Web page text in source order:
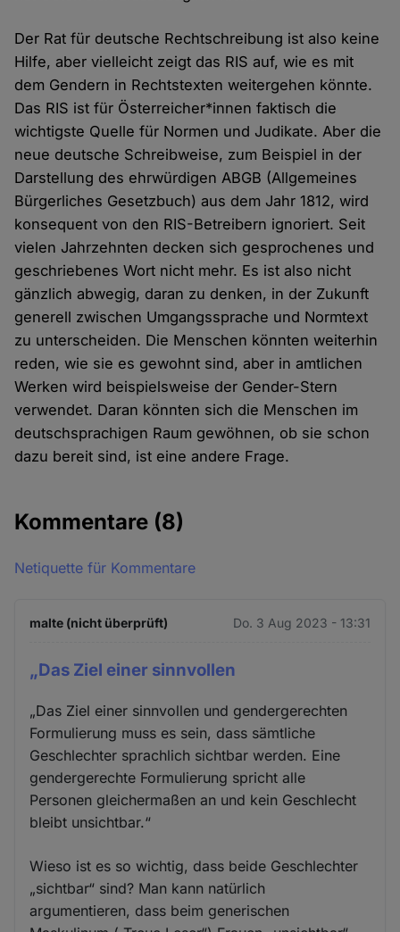
Der Rat für deutsche Rechtschreibung ist also keine
Hilfe, aber vielleicht zeigt das RIS auf, wie es mit
dem Gendern in Rechtstexten weitergehen könnte.
Das RIS ist für Österreicher*innen faktisch die
wichtigste Quelle für Normen und Judikate. Aber die
neue deutsche Schreibweise, zum Beispiel in der
Darstellung des ehrwürdigen ABGB (Allgemeines
Bürgerliches Gesetzbuch) aus dem Jahr 1812, wird
konsequent von den RIS-Betreibern ignoriert. Seit
vielen Jahrzehnten decken sich gesprochenes und
geschriebenes Wort nicht mehr. Es ist also nicht
gänzlich abwegig, daran zu denken, in der Zukunft
generell zwischen Umgangssprache und Normtext
zu unterscheiden. Die Menschen könnten weiterhin
reden, wie sie es gewohnt sind, aber in amtlichen
Werken wird beispielsweise der Gender-Stern
verwendet. Daran könnten sich die Menschen im
deutschsprachigen Raum gewöhnen, ob sie schon
dazu bereit sind, ist eine andere Frage.
Kommentare (8)
Netiquette für Kommentare
malte (nicht überprüft) Do. 3 Aug 2023 - 13:31
„Das Ziel einer sinnvollen
„Das Ziel einer sinnvollen und gendergerechten
Formulierung muss es sein, dass sämtliche
Geschlechter sprachlich sichtbar werden. Eine
gendergerechte Formulierung spricht alle
Personen gleichermaßen an und kein Geschlecht
bleibt unsichtbar.“
Wieso ist es so wichtig, dass beide Geschlechter
„sichtbar“ sind? Man kann natürlich
argumentieren, dass beim generischen